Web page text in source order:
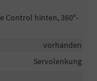
Control hinten, 360°-
vorhanden
Servolenkung